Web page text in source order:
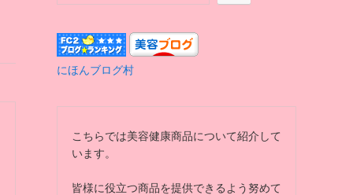
にほんブログ村
こちらでは美容健康商品について紹介して
います。
皆様に役立つ商品を提供できるよう努めて